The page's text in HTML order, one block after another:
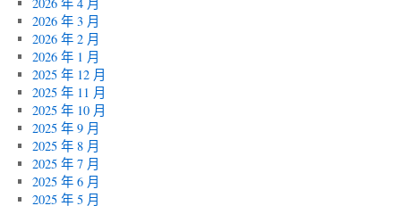
2026 年 3 月
2026 年 2 月
2026 年 1 月
2025 年 12 月
2025 年 11 月
2025 年 10 月
2025 年 9 月
2025 年 8 月
2025 年 7 月
2025 年 6 月
2025 年 5 月